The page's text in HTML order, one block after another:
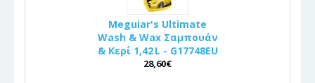
Meguiar's Ultimate
Wash & Wax Σαμπουάν
& Κερί 1,42 L - G17748EU
28,60€